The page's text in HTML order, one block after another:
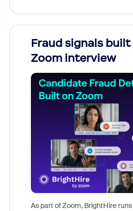
Fraud signals
Zoom interview
As part of Zoom, BrightHire